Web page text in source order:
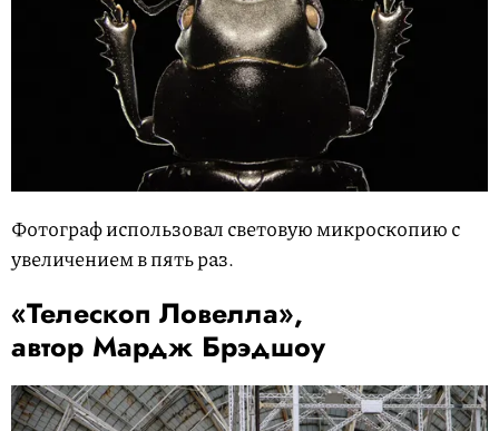
Фотограф использовал световую микроскопию с
увеличением в пять раз.
«Телескоп Ловелла»,
автор Мардж Брэдшоу